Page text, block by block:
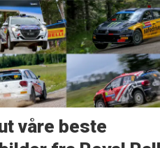
våre beste